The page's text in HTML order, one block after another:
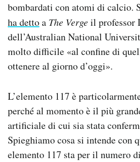
bombardati con atomi di calcio.
ha dettoa The Vergeil professor
dell’Australian National
molto difficile «al confine di
ottenere al giorno d’oggi».
L’elemento 117 è
perché al momento è il più
artificiale di cui sia stata
Spieghiamo cosa si intende con
elemento 117 sta per il numero